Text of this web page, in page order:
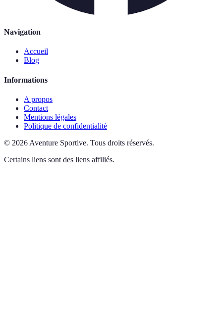
Navigation
Accueil
Blog
Informations
A propos
Contact
Mentions légales
Politique de confidentialité
© 2026 Aventure Sportive. Tous droits réservés.
Certains liens sont des liens affiliés.